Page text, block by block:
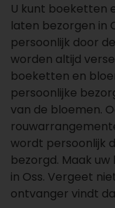
U kunt boeketten
laten bezorgen in
persoonlijk door
worden altijd
boeketten en
persoonlijke
van de bloemen.
wordt persoonlijk
bezorgd. Maak
in Oss. Vergeet
ontvanger vindt